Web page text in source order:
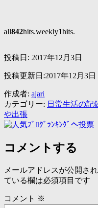
all842hits.weekly1hits.
投稿日: 2017年12月3日
投稿更新日:2017年12月3日
作成者: ajari
カテゴリー: 日常生活の記
や出張
コメントする
メールアドレスが公開さ
ている欄は必須項目です
コメント ※